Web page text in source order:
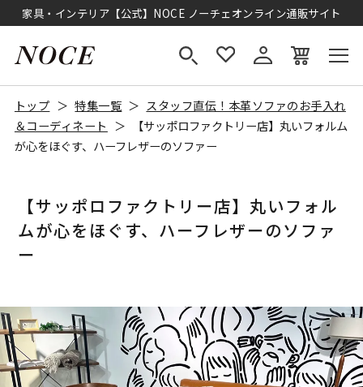
家具・インテリア【公式】NOCE ノーチェオンライン通販サイト
トップ 特集一覧
スタッフ直伝！本革ソファのお手入れ
＆コーディネート
【サッポロファクトリー店】丸いフォルム
が心をほぐす、ハーフレザーのソファー
【サッポロファクトリー店】丸いフォル
ムが心をほぐす、ハーフレザーのソファ
ー